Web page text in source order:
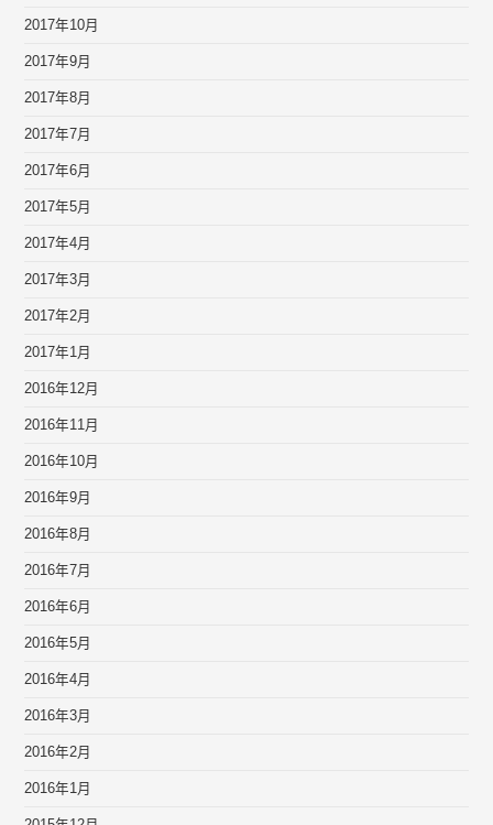
2017年10月
2017年9月
2017年8月
2017年7月
2017年6月
2017年5月
2017年4月
2017年3月
2017年2月
2017年1月
2016年12月
2016年11月
2016年10月
2016年9月
2016年8月
2016年7月
2016年6月
2016年5月
2016年4月
2016年3月
2016年2月
2016年1月